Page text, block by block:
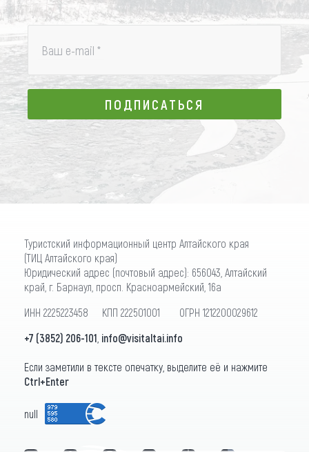
Ваш e-mail *
ПОДПИСАТЬСЯ
ПОДПИСАТЬСЯ
Туристский информационный центр Алтайского края
(ТИЦ Алтайского края)
Юридический адрес (почтовый адрес): 656043, Алтайский
край, г. Барнаул, просп. Красноармейский, 16а
ИНН 2225223458 КПП 222501001 ОГРН 1212200029612
+7 (3852) 206-101 info@visitaltai.info
Если заметили в тексте опечатку, выделите её и нажмите
Ctrl+Enter
null